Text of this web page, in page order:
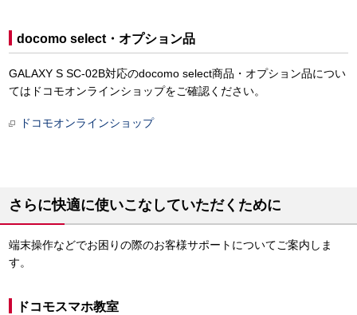
docomo select・オプション品
GALAXY S SC-02B対応のdocomo select商品・オプション品につい
てはドコモオンラインショップをご確認ください。
ドコモオンラインショップ
さらに快適に使いこなしていただくために
端末操作などでお困りの際のお客様サポートについてご案内しま
す。
ドコモスマホ教室